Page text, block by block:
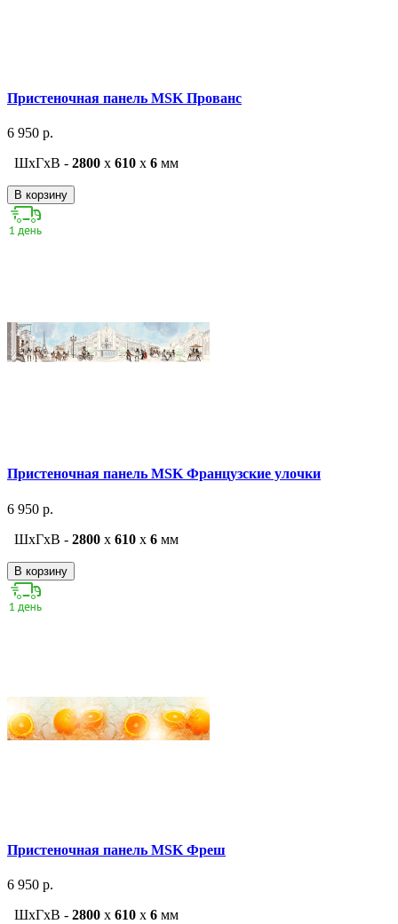
Пристеночная панель MSK Прованс
6 950 р.
ШxГxВ - 2800 x 610 x 6 мм
В корзину
Пристеночная панель MSK Французские улочки
6 950 р.
ШxГxВ - 2800 x 610 x 6 мм
В корзину
Пристеночная панель MSK Фреш
6 950 р.
ШxГxВ - 2800 x 610 x 6 мм